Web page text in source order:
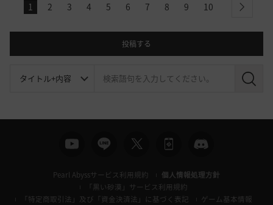
1 2 3 4 5 6 7 8 9 10 next
投稿する
検
Pearl Abyssサービス利用規約
個人情報処理方針
「黒い砂漠」サービス利用規約
「特定商取引法」及び「資金決済法」に基づく表記
ゲーム基本情報